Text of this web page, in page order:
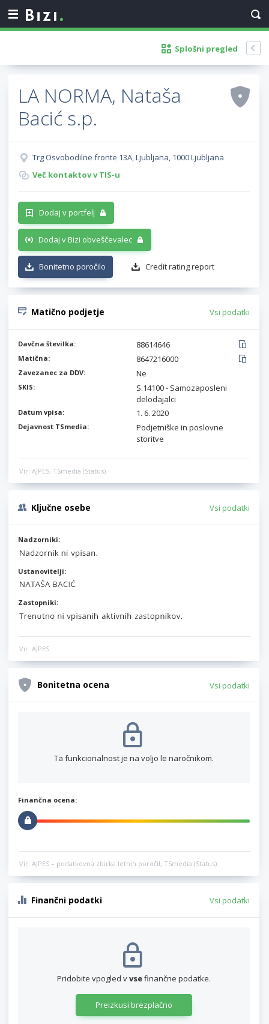
Splošni pregled
LA NORMA, Nataša
Bacić s.p.
Trg Osvobodilne fronte 13A, Ljubljana, 1000 Ljubljana
Več kontaktov v TIS-u
Dodaj v portfelj
Dodaj v Bizi obveščevalec
Bonitetno poročilo Credit rating report
Matično podjetje Vsi podatki
Davčna številka: 88614646
Matična: 8647216000
Zavezanec za DDV: Ne
SKIS:
S.14100 - Samozaposleni
delodajalci
Datum vpisa: 1. 6. 2020
Dejavnost TSmedia:
Podjetniške in poslovne
storitve
Vir: AJPES, TSmedia (Status)
Ključne osebe Vsi podatki
Nadzorniki:
Ustanovitelji:
Zastopniki:
Vir: AJPES
Bonitetna ocena Vsi podatki
Ta funkcionalnost je na voljo le naročnikom.
Finančna ocena:
Vir: AJPES – podatkovna zbirka letnih poročil, TSmedia (Status)
Finančni podatki Vsi podatki
Pridobite vpogled vvsefinančne podatke.
Preizkusi brezplačno